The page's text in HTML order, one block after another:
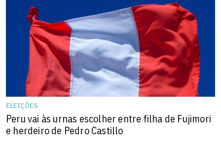
ELEIÇÕES
Peru vai às urnas escolher entre filha de Fujimori
e herdeiro de Pedro Castillo